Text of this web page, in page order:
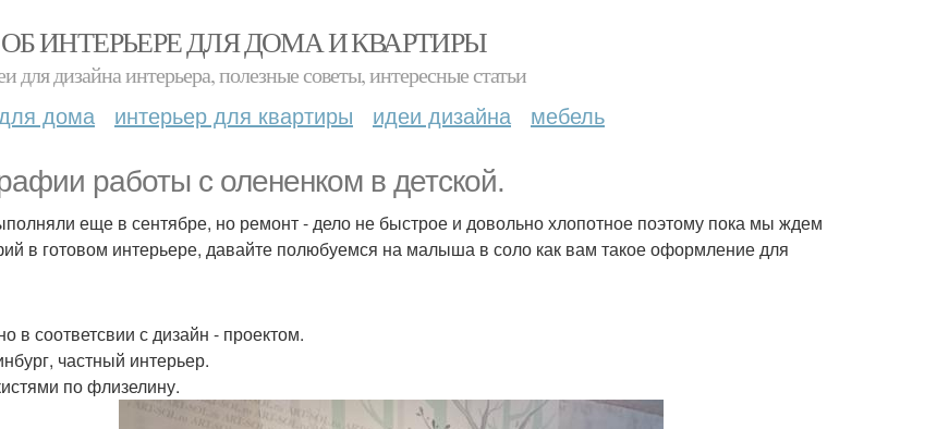
ИНТЕРЬЕРЕ ДЛЯ ДОМА И КВАРТИРЫ
для дизайна интерьера, полезные советы, интересные статьи
дома интерьер для квартиры идеи дизайна мебель
работы с олененком в детской.
еще в сентябре, но ремонт - дело не быстрое и довольно хлопотное поэтому пока мы ждем
в готовом интерьере, давайте полюбуемся на малыша в соло как вам такое оформление для
в соответсвии с дизайн - проектом.
частный интерьер.
по флизелину.